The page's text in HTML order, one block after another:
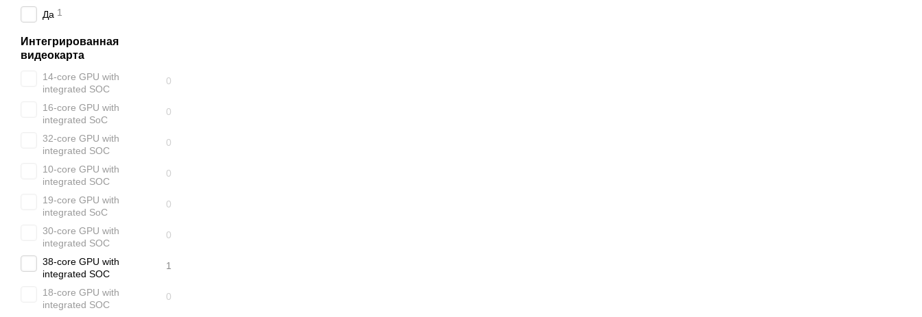
Да 1
Интегрированная
видеокарта
14-core GPU with
integrated SOC
0
16-core GPU with
integrated SoC
0
32-core GPU with
integrated SOC
0
10-core GPU with
integrated SOC
0
19-core GPU with
integrated SoC
0
30-core GPU with
integrated SOC
0
38-core GPU with
integrated SOC
1
18-core GPU with
integrated SOC
0